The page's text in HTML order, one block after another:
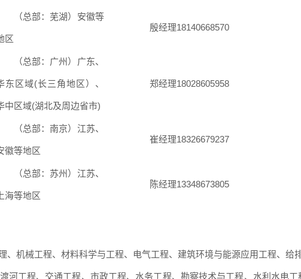
（总部：芜湖）安徽等
区
殷经理18140668570
（总部：广州）广东、
东区域(长三角地区）、
中区域(湖北及周边省市)
郑经理18028605958
（总部：南京）江苏、
徽等地区
崔经理18326679237
（总部：苏州）江苏、
上海等地区
陈经理13348673805
、机械工程、材料科学与工程、电气工程、建筑环境与能源应用工程、给
河工程、交通工程、市政工程、水务工程、勘察技术与工程、水利水电